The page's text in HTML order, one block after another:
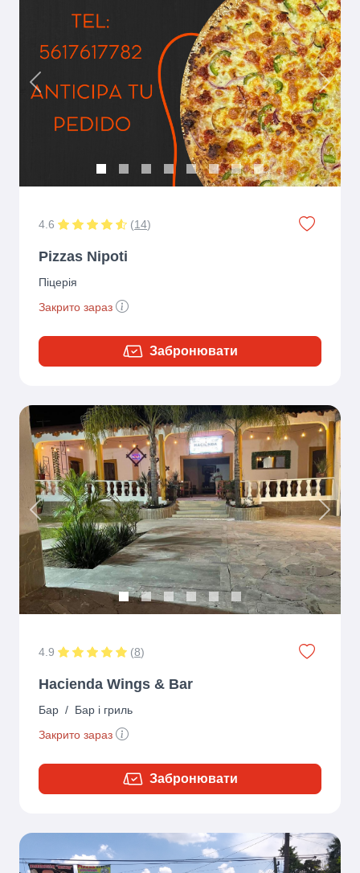
Previous Next
4.6 (14)
Pizzas Nipoti
Піцерія
Закрито зараз
Забронювати
Previous Next
4.9 (8)
Hacienda Wings & Bar
Бар / Бар і гриль
Закрито зараз
Забронювати